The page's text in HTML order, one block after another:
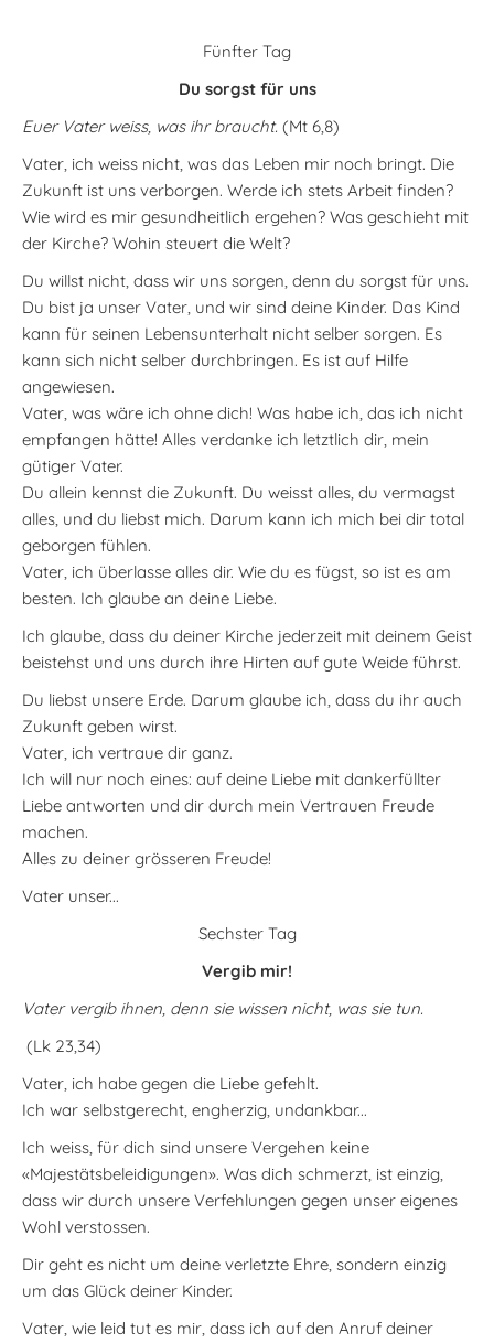
Fünfter Tag
Du sorgst für uns
Euer Vater weiss, was ihr braucht. (Mt 6,8)
Vater, ich weiss nicht, was das Leben mir noch bringt. Die
Zukunft ist uns verborgen. Werde ich stets Arbeit finden?
Wie wird es mir gesundheitlich ergehen? Was geschieht mit
der Kirche? Wohin steuert die Welt?
Du willst nicht, dass wir uns sorgen, denn du sorgst für uns.
Du bist ja unser Vater, und wir sind deine Kinder. Das Kind
kann für seinen Lebensunterhalt nicht selber sorgen. Es
kann sich nicht selber durchbringen. Es ist auf Hilfe
angewiesen.
Vater, was wäre ich ohne dich! Was habe ich, das ich nicht
empfangen hätte! Alles verdanke ich letztlich dir, mein
gütiger Vater.
Du allein kennst die Zukunft. Du weisst alles, du vermagst
alles, und du liebst mich. Darum kann ich mich bei dir total
geborgen fühlen.
Vater, ich überlasse alles dir. Wie du es fügst, so ist es am
besten. Ich glaube an deine Liebe.
Ich glaube, dass du deiner Kirche jederzeit mit deinem Geist
beistehst und uns durch ihre Hirten auf gute Weide führst.
Du liebst unsere Erde. Darum glaube ich, dass du ihr auch
Zukunft geben wirst.
Vater, ich vertraue dir ganz.
Ich will nur noch eines: auf deine Liebe mit dankerfüllter
Liebe antworten und dir durch mein Vertrauen Freude
machen.
Alles zu deiner grösseren Freude!
Vater unser...
Sechster Tag
Vergib mir!
Vater vergib ihnen, denn sie wissen nicht, was sie tun.
(Lk 23,34)
Vater, ich habe gegen die Liebe gefehlt.
Ich war selbstgerecht, engherzig, undankbar...
Ich weiss, für dich sind unsere Vergehen keine
«Majestätsbeleidigungen». Was dich schmerzt, ist einzig,
dass wir durch unsere Verfehlungen gegen unser eigenes
Wohl verstossen.
Dir geht es nicht um deine verletzte Ehre, sondern einzig
um das Glück deiner Kinder.
Vater, wie leid tut es mir, dass ich auf den Anruf deiner